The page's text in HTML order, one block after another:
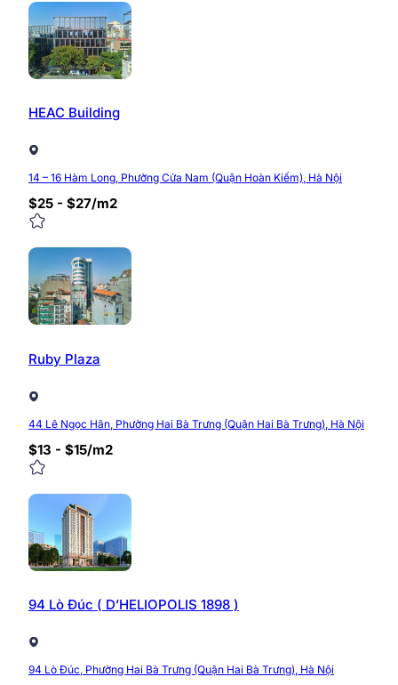
Fanpage:fb.com/Timvanphong.com.vn
Địa chỉ: Tầng 6, tòa nhà CIC Tower, số 2
HEAC Building
14 – 16 Hàm Long, Phường Cửa Nam (Quận Hoàn Kiếm), Hà Nội
$25 - $27/m2
Ruby Plaza
44 Lê Ngọc Hân, Phường Hai Bà Trưng (Quận Hai Bà Trưng), Hà Nội
$13 - $15/m2
94 Lò Đúc ( D’HELIOPOLIS 1898 )
94 Lò Đúc, Phường Hai Bà Trưng (Quận Hai Bà Trưng), Hà Nội